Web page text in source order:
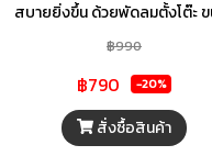
สบายยิ่งขึ้น ด้วยพัดลมตั้งโต๊ะ
16 นิ้ว จาก HANABISHI ที่ผ่านกา
3 แฉกขนาดใหญ่ ทำให้กระจายลม
อย่างสม่ำเสมอ พร้อมให้คุณปรั
ระดับความแรงลมได้ถึง 3 ระดับต
฿990
฿790 -20%
สั่งซื้อสินค้า